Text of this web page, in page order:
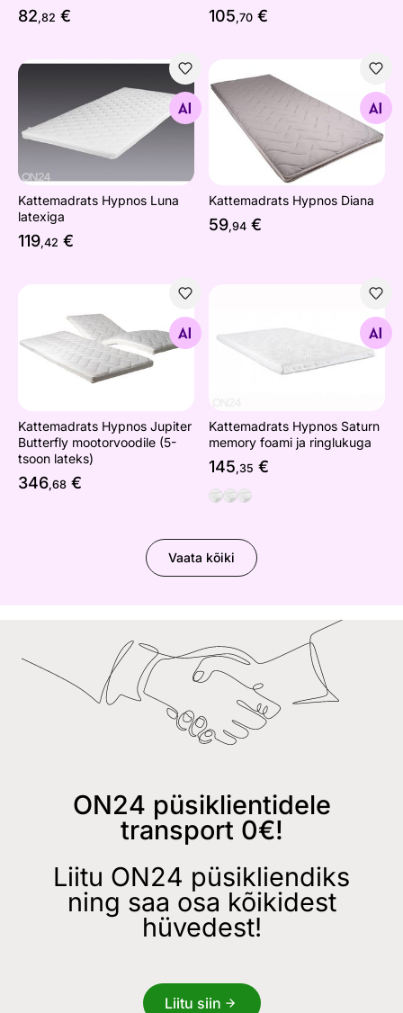
82,82 € 105,70 €
Kattemadrats Hypnos Luna latexiga
Otsi sarnaseid
Kattemadrats Hypnos Luna
latexiga
119,42 €
Kattemadrats Hypnos Diana
Otsi sarnaseid
Kattemadrats Hypnos Diana
59,94 €
Kattemadrats Hypnos Jupiter Butterfly mootorvoodile
Otsi sarnaseid
Kattemadrats Hypnos Jupiter
Butterfly mootorvoodile (5-
tsoon lateks)
346,68 €
Kattemadrats Hypnos
Otsi sarnaseid
Kattemadrats Hypnos Saturn
memory foami ja ringlukuga
145,35 €
Vaata kõiki
ON24 püsiklientidele
transport 0€!
Liitu ON24 püsikliendiks
ning saa osa kõikidest
hüvedest!
Liitu siin